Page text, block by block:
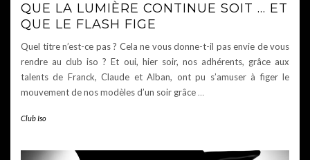
QUE LA LUMIÈRE CONTINUE SOIT … ET
QUE LE FLASH FIGE
Quel titre n’est-ce pas ? Cela ne vous donne-t-il pas envie de vous
rendre au club iso ? Et oui, hier soir, nos adhérents, grâce aux
talents de Franck, Claude et Alban, ont pu s’amuser à figer le
mouvement de nos modèles d’un soir grâce…
Club Iso